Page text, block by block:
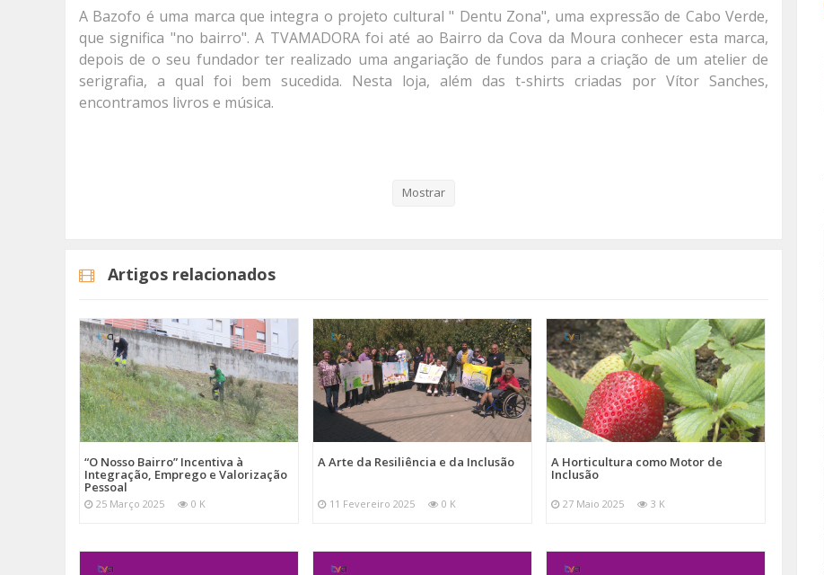
A Bazofo é uma marca que integra o projeto cultural " Dentu Zona", uma expressão de Cabo Verde,
que significa "no bairro". A TVAMADORA foi até ao Bairro da Cova da Moura conhecer esta marca,
depois de o seu fundador ter realizado uma angariação de fundos para a criação de um atelier de
serigrafia, a qual foi bem sucedida. Nesta loja, além das t-shirts criadas por Vítor Sanches,
encontramos livros e música.
Mostrar
Artigos relacionados
“O Nosso Bairro” Incentiva à
Integração, Emprego e Valorização
Pessoal
25 Março 2025 0 K
A Arte da Resiliência e da Inclusão
11 Fevereiro 2025 0 K
A Horticultura como Motor de
Inclusão
27 Maio 2025 3 K